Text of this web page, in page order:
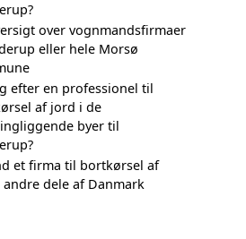
over vognmandsfirmaer
eller hele Morsø
efter en professionel til
af jord i de
byer til
et firma til bortkørsel af
dele af Danmark